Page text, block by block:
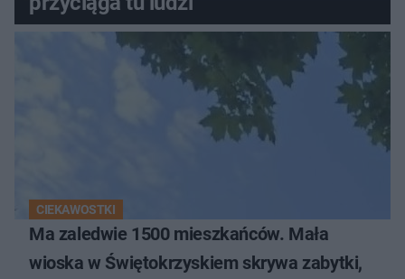
CIEKAWOSTKI
Ma zaledwie 1500 mieszkańców. Mała
wioska w Świętokrzyskiem skrywa zabytki,